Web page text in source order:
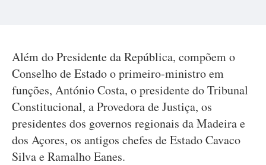
Além do Presidente da República, compõem o
Conselho de Estado o primeiro-ministro em
funções, António Costa, o presidente do Tribunal
Constitucional, a Provedora de Justiça, os
presidentes dos governos regionais da Madeira e
dos Açores, os antigos chefes de Estado Cavaco
Silva e Ramalho Eanes.